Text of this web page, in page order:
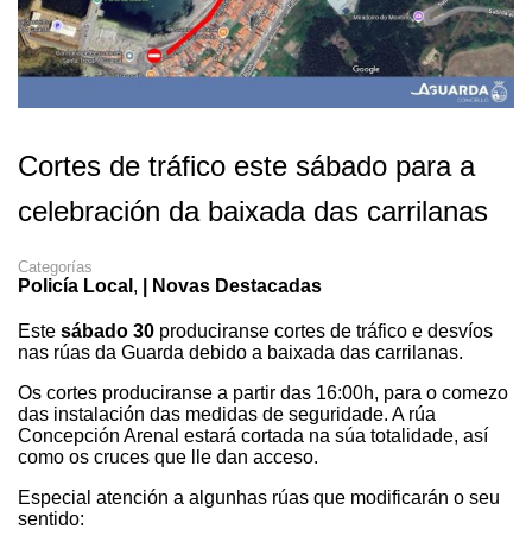
Cortes de tráfico este sábado para a
celebración da baixada das carrilanas
Categorías
Policía Local , | Novas Destacadas
Este sábado 30 produciranse cortes de tráfico e desvíos
nas rúas da Guarda debido a baixada das carrilanas.
Os cortes produciranse a partir das 16:00h, para o comezo
das instalación das medidas de seguridade. A rúa
Concepción Arenal estará cortada na súa totalidade, así
como os cruces que lle dan acceso.
Especial atención a algunhas rúas que modificarán o seu
sentido: